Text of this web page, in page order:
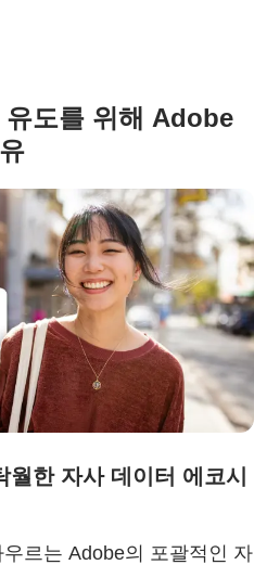
도를 위해 Adobe
한 자사 데이터 에코시
르는 Adobe의 포괄적인 자